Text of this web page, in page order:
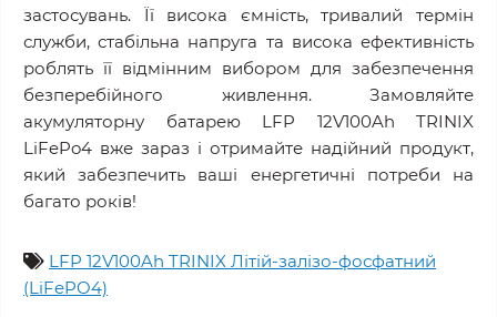
застосувань. Її висока ємність, тривалий термін
служби, стабільна напруга та висока ефективність
роблять її відмінним вибором для забезпечення
безперебійного живлення. Замовляйте
акумуляторну батарею LFP 12V100Ah TRINIX
LiFePo4 вже зараз і отримайте надійний продукт,
який забезпечить ваші енергетичні потреби на
багато років!
LFP 12V100Ah TRINIX Літій-залізо-фосфатний
(LiFePO4)